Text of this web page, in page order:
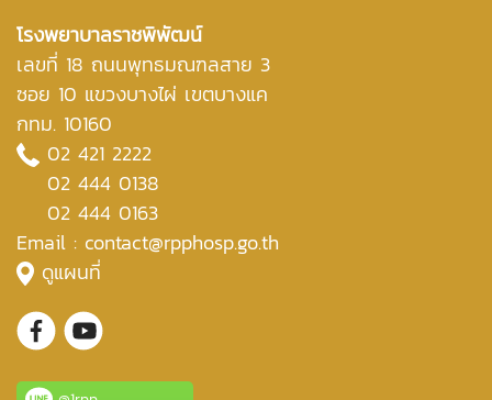
โรงพยาบาลราชพิพัฒน์
เลขที่ 18 ถนนพุทธมณฑลสาย 3
ซอย 10 แขวงบางไผ่ เขตบางแค
กทม. 10160
02 421 2222
02 444 0138
02 444 0163
Email : contact@rpphosp.go.th
ดูแผนที่